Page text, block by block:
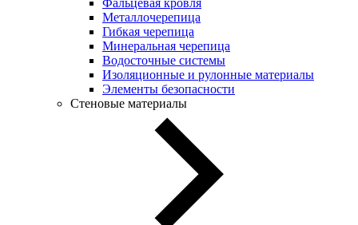
Металлочерепица
Гибкая черепица
Минеральная черепица
Водосточные системы
Изоляционные и рулонные материалы
Элементы безопасности
Стеновые материалы